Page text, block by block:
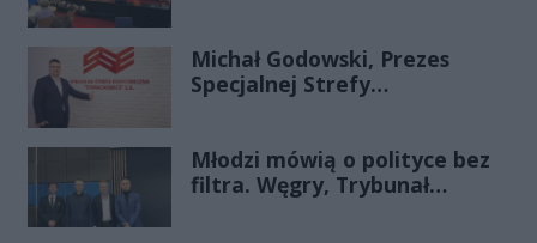
Michał Godowski, Prezes
Specjalnej Strefy
Porannej Rozmowy Radia
Rekord Świętokrzyskie
Młodzi mówią o polityce bez
filtra. Węgry, Trybunał